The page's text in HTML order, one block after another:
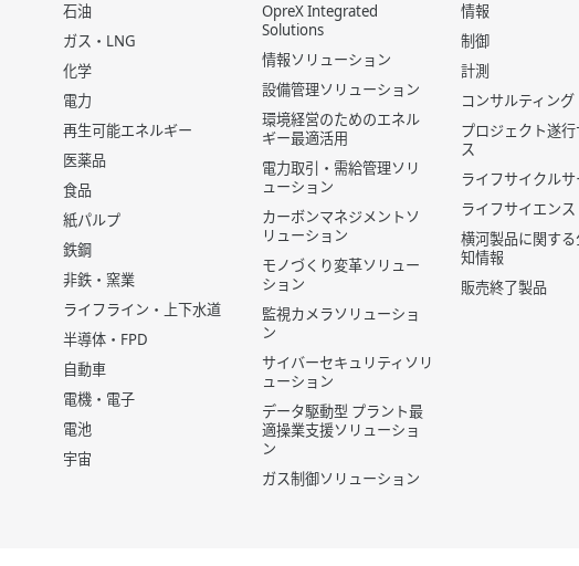
石油
ガス・LNG
化学
電力
再生可能エネルギー
医薬品
食品
紙パルプ
鉄鋼
非鉄・窯業
ライフライン・上下水道
半導体・FPD
自動車
電機・電子
電池
宇宙
OpreX Integrated
Solutions
情報ソリューション
設備管理ソリューション
環境経営のためのエネル
ギー最適活用
電力取引・需給管理ソリ
ューション
カーボンマネジメントソ
リューション
モノづくり変革ソリュー
ション
監視カメラソリューショ
ン
サイバーセキュリティソリ
ューション
データ駆動型 プラント最
適操業支援ソリューショ
ン
ガス制御ソリューション
情報
制御
計測
コンサルティング
プロジェクト遂
ス
ライフサイクル
ライフサイエンス
横河製品に関す
知情報
販売終了製品